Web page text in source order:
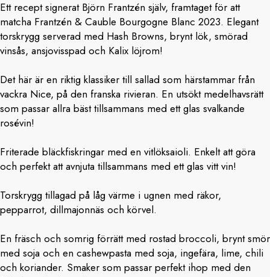
Ett recept signerat Björn Frantzén själv, framtaget för att
matcha Frantzén & Cauble Bourgogne Blanc 2023. Elegant
torskrygg serverad med Hash Browns, brynt lök, smörad
vinsås, ansjovisspad och Kalix löjrom!
Det här är en riktig klassiker till sallad som härstammar från
vackra Nice, på den franska rivieran. En utsökt medelhavsrätt
som passar allra bäst tillsammans med ett glas svalkande
rosévin!
Friterade bläckfiskringar med en vitlöksaioli. Enkelt att göra
och perfekt att avnjuta tillsammans med ett glas vitt vin!
Torskrygg tillagad på låg värme i ugnen med räkor,
pepparrot, dillmajonnäs och körvel.
En fräsch och somrig förrätt med rostad broccoli, brynt smör
med soja och en cashewpasta med soja, ingefära, lime, chili
och koriander. Smaker som passar perfekt ihop med den